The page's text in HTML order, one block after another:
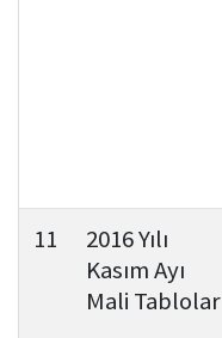
11
2016 Yılı
Kasım Ayı
Mali Tablolar